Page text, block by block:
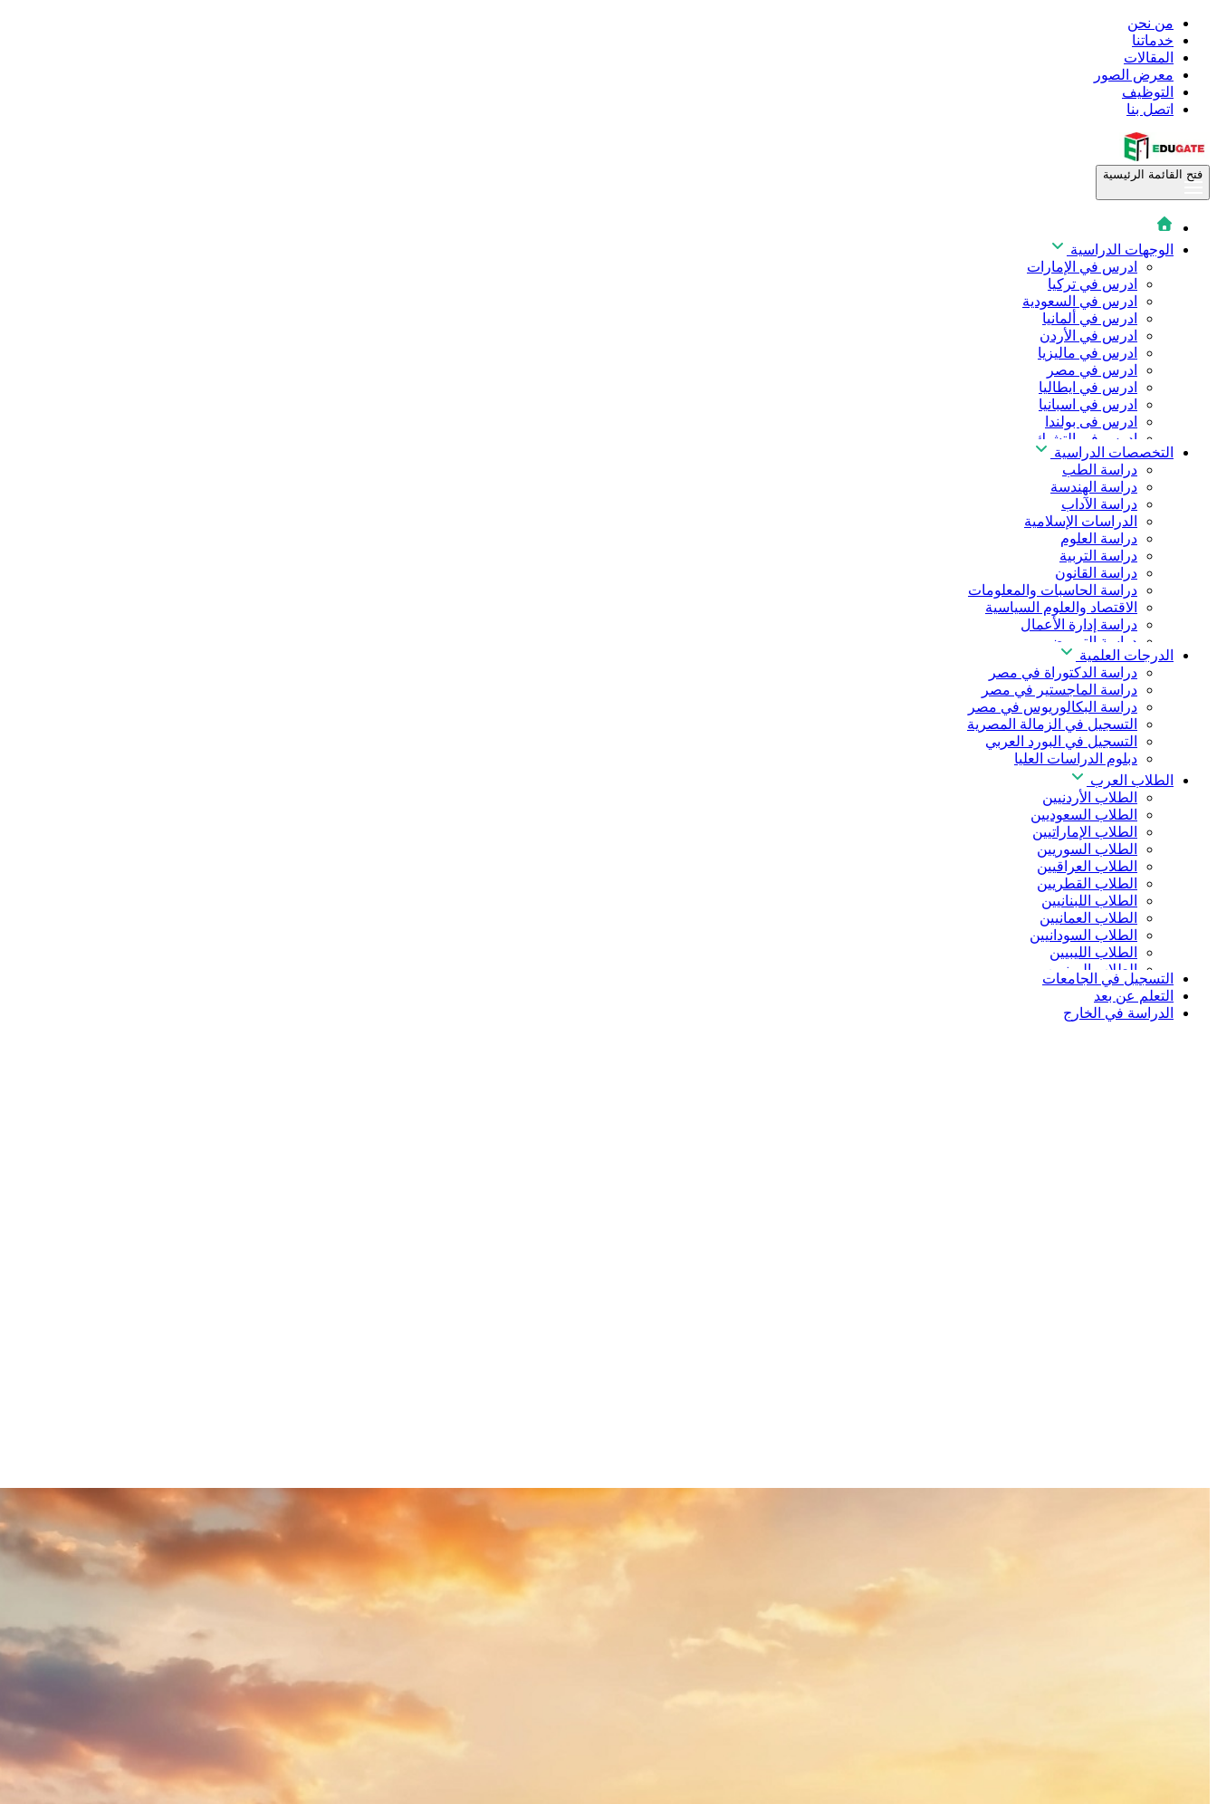
من نحن
خدماتنا
المقالات
معرض الصور
التوظيف
اتصل بنا
فتح القائمة الرئيسية
الوجهات الدراسية
ادرس في الإمارات
ادرس في تركيا
ادرس في السعودية
ادرس في ألمانيا
ادرس في الأردن
ادرس في ماليزيا
ادرس في مصر
ادرس في ايطاليا
ادرس في اسبانيا
ادرس فى بولندا
ادرس فى التشيك
ادرس في المجر
ادرس في الصين
التخصصات الدراسية
دراسة الطب
دراسة الهندسة
دراسة الآداب
الدراسات الإسلامية
دراسة العلوم
دراسة التربية
دراسة القانون
دراسة الحاسبات والمعلومات
الاقتصاد والعلوم السياسية
دراسة إدارة الأعمال
دراسة التمريض
دراسة طب الأسنان
دراسة الصيدلة
دراسة العلوم الصحية
دراسة العلاج الطبيعي
دراسة الذكاء الاصطناعي
دراسة الأمن السيبراني
الدرجات العلمية
دراسة الدكتوراة في مصر
دراسة الماجستير في مصر
دراسة البكالوريوس في مصر
التسجيل في الزمالة المصرية
التسجيل في البورد العربي
دبلوم الدراسات العليا
الطلاب العرب
الطلاب الأردنيين
الطلاب السعوديين
الطلاب الإماراتيين
الطلاب السوريين
الطلاب العراقيين
الطلاب القطريين
الطلاب اللبنانيين
الطلاب العمانيين
الطلاب السودانيين
الطلاب الليبيين
الطلاب اليمنيين
التسجيل في الجامعات
التعلم عن بعد
الدراسة في الخارج